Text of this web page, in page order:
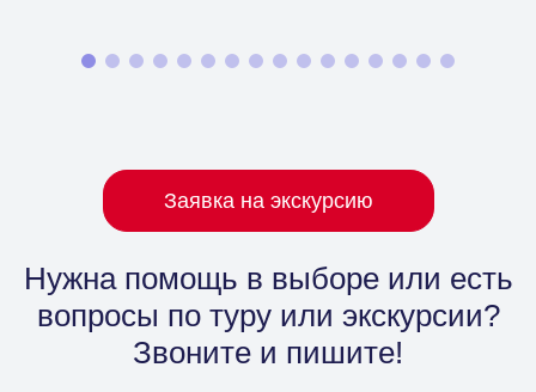
Заявка на экскурсию
Нужна помощь в выборе или есть
вопросы по туру или экскурсии?
Звоните и пишите!